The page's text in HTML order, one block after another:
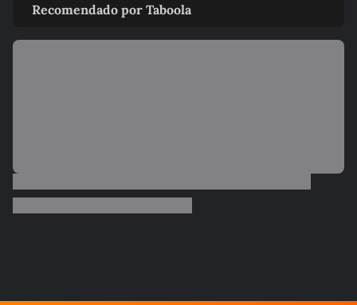
vendavais em meio à...
CIDADES
cratera de quase 20 metros...
Recomendado por Taboola